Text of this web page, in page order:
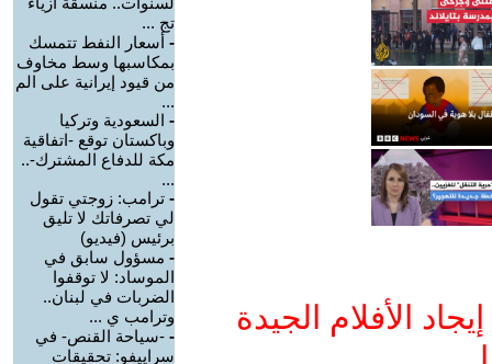
الأفلام الجيدة
تج ...
- أسعار النفط تتمسك
بمكاسبها وسط مخاوف
من قيود إيرانية على الم
...
- السعودية وتركيا
وباكستان توقع -اتفاقية
مكة للدفاع المشترك-..
...
- ترامب: زوجتي تقول
لي تصرفاتك لا تليق
برئيس (فيديو)
- مسؤول سابق في
الموساد: لا توقفوا
الضربات في لبنان..
وترامب ي ...
- -سياحة القنص- في
سراييفو: تحقيقات